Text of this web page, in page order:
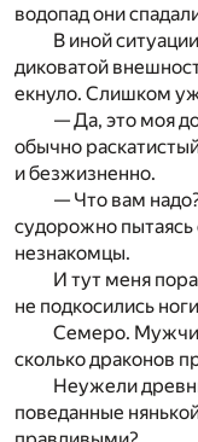
водопад они
В иной
диковатой
екнуло. Слишком уж
— Да, это моя
обычно
и безжизненно.
— Что вам
судорожно пытаясь
незнакомцы.
И тут меня
не подкосились
Семеро.
сколько драконов
Неужели
поведанные